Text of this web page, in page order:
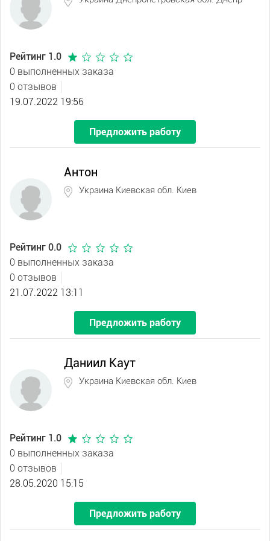
Рейтинг 1.0
0 выполненных заказа
0 отзывов
19.07.2022 19:56
Предложить работу
Антон
Украина Киевская обл. Киев
Рейтинг 0.0
0 выполненных заказа
0 отзывов
21.07.2022 13:11
Предложить работу
Даниил Каут
Украина Киевская обл. Киев
Рейтинг 1.0
0 выполненных заказа
0 отзывов
28.05.2020 15:15
Предложить работу